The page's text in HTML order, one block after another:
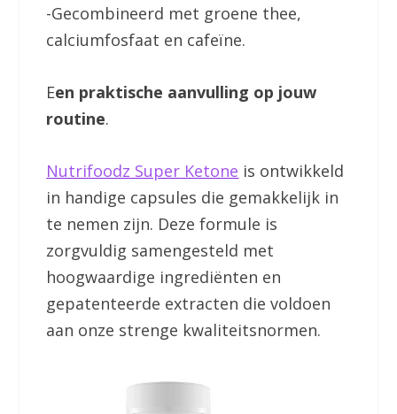
-Gecombineerd met groene thee,
calciumfosfaat en cafeïne.
Een praktische aanvulling op jouw
routine.
Nutrifoodz Super Ketone is ontwikkeld
in handige capsules die gemakkelijk in
te nemen zijn. Deze formule is
zorgvuldig samengesteld met
hoogwaardige ingrediënten en
gepatenteerde extracten die voldoen
aan onze strenge kwaliteitsnormen.